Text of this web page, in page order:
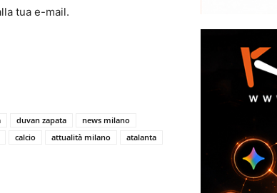
tua e-mail.
duvan zapata
news milano
calcio attualità milano
atalanta